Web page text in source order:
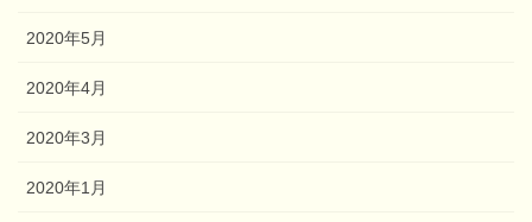
2020年5月
2020年4月
2020年3月
2020年1月